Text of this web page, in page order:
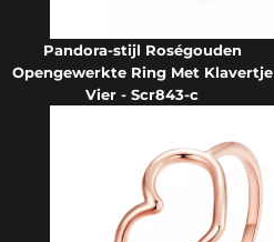
Pandora-stijl Roségouden
Opengewerkte Ring Met Klavertje
Vier - Scr843-c